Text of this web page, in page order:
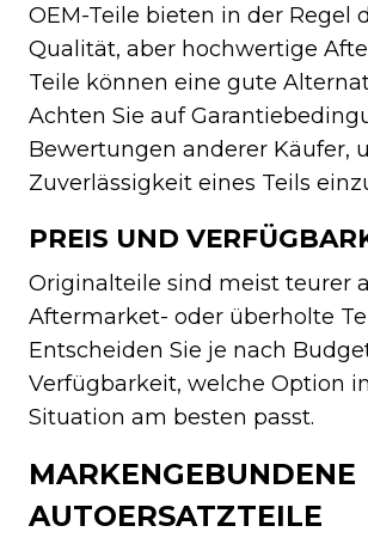
OEM-Teile bieten in der Regel
Qualität, aber hochwertige
Teile können eine gute
Achten Sie auf
Bewertungen anderer Käufer,
Zuverlässigkeit eines Teils
PREIS UND
Originalteile sind meist teurer
Aftermarket- oder überholte
Entscheiden Sie je nach
Verfügbarkeit, welche Option
Situation am besten passt.
MARKENGEBUNDENE
AUTOERSATZTEILE